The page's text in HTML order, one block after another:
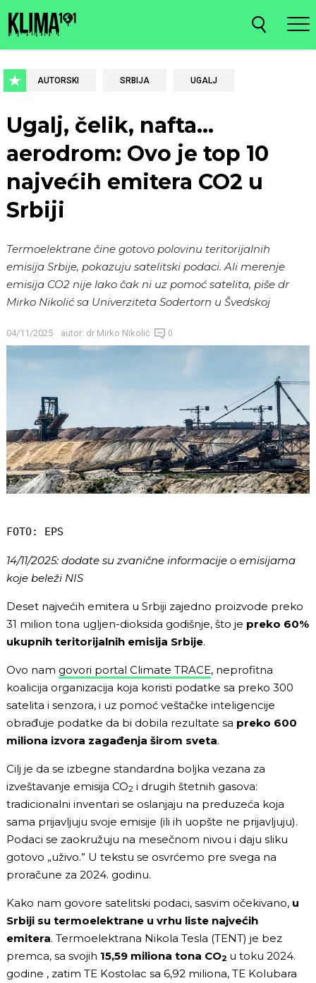
AUTORSKI SRBIJA UGALJ
Ugalj, čelik, nafta…
aerodrom: Ovo je top 10
najvećih emitera CO2 u
Srbiji
Termoelektrane čine gotovo polovinu teritorijalnih
emisija Srbije, pokazuju satelitski podaci. Ali merenje
emisija CO2 nije lako čak ni uz pomoć satelita, piše dr
Mirko Nikolić sa Univerziteta Sodertorn u Švedskoj
04/11/2025 autor: dr Mirko Nikolić 0
FOTO: EPS
14/11/2025: dodate su zvanične informacije o emisijama
koje beleži NIS
Deset najvećih emitera u Srbiji zajedno proizvode preko
31 milion tona ugljen-dioksida godišnje, što je preko 60%
ukupnih teritorijalnih emisija Srbije.
Ovo nam govori portal Climate TRACE, neprofitna
koalicija organizacija koja koristi podatke sa preko 300
satelita i senzora, i uz pomoć veštačke inteligencije
obrađuje podatke da bi dobila rezultate sa preko 600
miliona izvora zagađenja širom sveta.
Cilj je da se izbegne standardna boljka vezana za
izveštavanje emisija CO2 i drugih štetnih gasova:
tradicionalni inventari se oslanjaju na preduzeća koja
sama prijavljuju svoje emisije (ili ih uopšte ne prijavljuju).
Podaci se zaokružuju na mesečnom nivou i daju sliku
gotovo „uživo.” U tekstu se osvrćemo pre svega na
proračune za 2024. godinu.
Kako nam govore satelitski podaci, sasvim očekivano, u
Srbiji su termoelektrane u vrhu liste najvećih
emitera. Termoelektrana Nikola Tesla (TENT) je bez
premca, sa svojih 15,59 miliona tona CO2 u toku 2024.
godine , zatim TE Kostolac sa 6,92 miliona, TE Kolubara